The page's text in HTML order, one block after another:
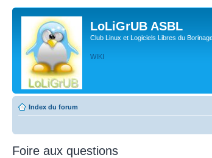
LoLiGrUB ASBL
Club Linux et Logiciels Libres du
WIKI
Index du forum
Foire aux questions